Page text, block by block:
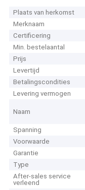
Plaats van herkomst
Merknaam
Certificering
Min. bestelaantal
Prijs
Levertijd
Betalingscondities
Levering vermogen
Naam
Spanning
Voorwaarde
Garantie
Type
After-sales service
verleend